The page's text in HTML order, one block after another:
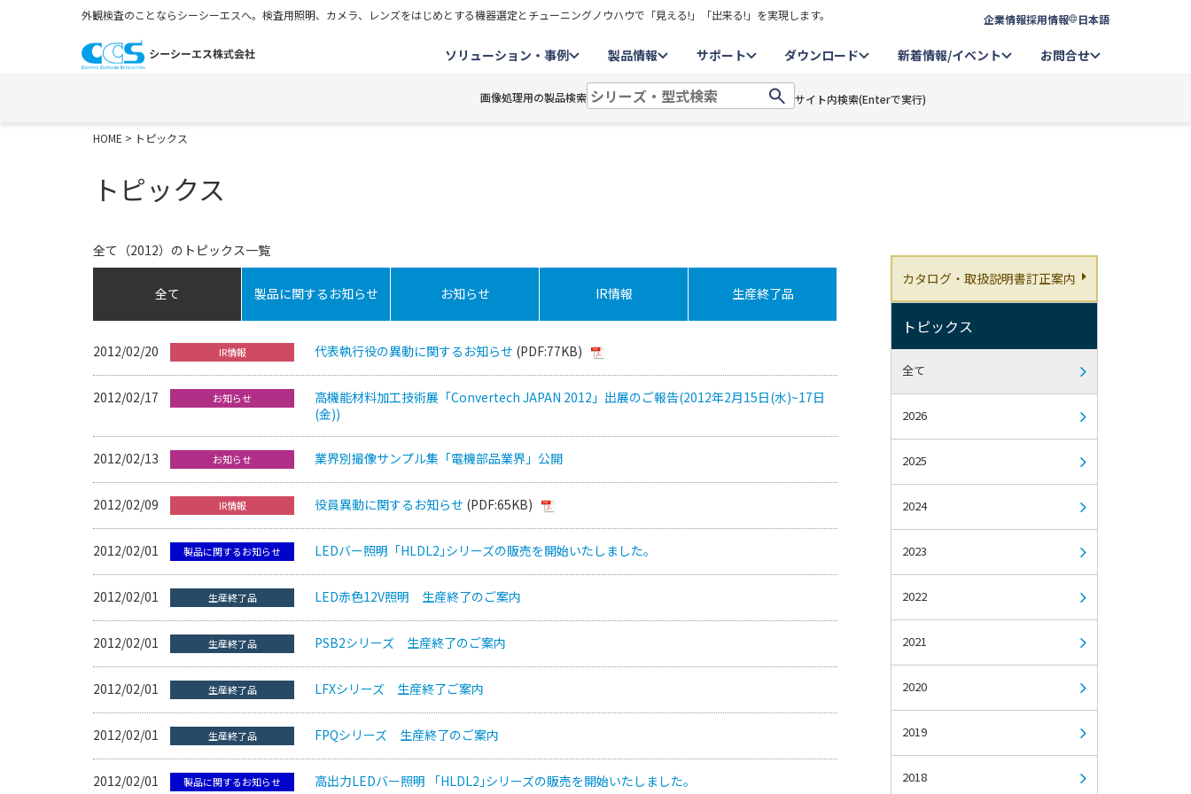
外観検査のことならシーシーエスへ。検査用照明、カメラ、レンズをはじめとする機器選定とチューニングノウハウで「見える!」「出来る!」を実現します。 企業情報採用情報 日本語
ソリューション・事例 製品情報 サポート ダウンロード 新着情報/イベント お問合せ
画像処理用の製品検索 サイト内検索(Enterで実行)
HOME > トピックス
トピックス
全て（2012）のトピックス一覧
全て 製品に関するお知らせ お知らせ IR情報 生産終了品
2012/02/20 IR情報 代表執行役の異動に関するお知らせ (PDF:77KB)
2012/02/17 お知らせ
高機能材料加工技術展「Convertech JAPAN 2012」出展のご報告(2012年2月15日(水)~17日
(金))
2012/02/13 お知らせ 業界別撮像サンプル集「電機部品業界」公開
2012/02/09 IR情報 役員異動に関するお知らせ (PDF:65KB)
2012/02/01 製品に関するお知らせ LEDバー照明「HLDL2｣シリーズの販売を開始いたしました。
2012/02/01 生産終了品 LED赤色12V照明 生産終了のご案内
2012/02/01 生産終了品 PSB2シリーズ 生産終了のご案内
2012/02/01 生産終了品 LFXシリーズ 生産終了ご案内
2012/02/01 生産終了品 FPQシリーズ 生産終了のご案内
2012/02/01 製品に関するお知らせ 高出力LEDバー照明 「HLDL2｣シリーズの販売を開始いたしました。
カタログ・取扱説明書訂正案内
トピックス
全て
2026
2025
2024
2023
2022
2021
2020
2019
2018